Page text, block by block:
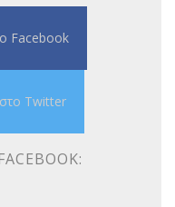
Facebook
Twitter